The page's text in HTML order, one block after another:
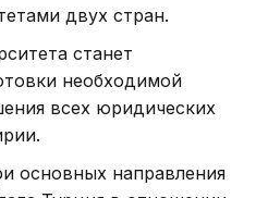
двух стран.
станет
необходимой
всех юридических
основных направления